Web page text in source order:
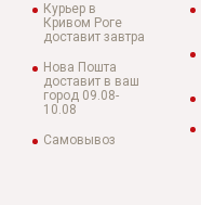
Курьер в
Кривом Роге
доставит завтра
Нова Пошта
доставит в ваш
город 09.08-
10.08
Самовывоз